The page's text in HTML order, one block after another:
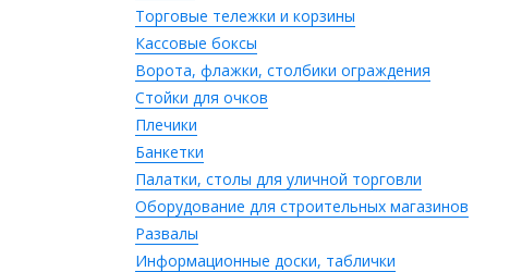
Торговые тележки и корзины
Кассовые боксы
Ворота, флажки, столбики ограждения
Стойки для очков
Плечики
Банкетки
Палатки, столы для уличной торговли
Оборудование для строительных магазинов
Развалы
Информационные доски, таблички